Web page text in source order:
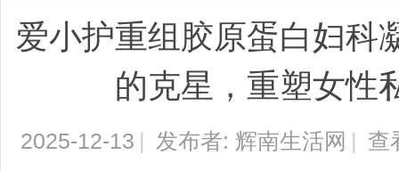
›
爱小护重组胶原蛋白妇科
的克星，重塑女性
2025-12-13 | 发布者: 辉南生活网 | 查